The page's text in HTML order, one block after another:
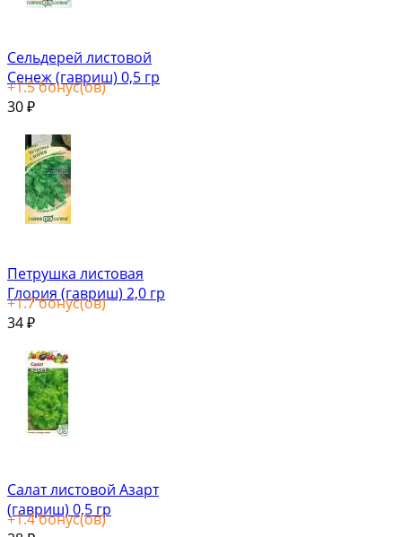
Сельдерей листовой
Сенеж (гавриш) 0,5 гр
+1.5бонус(ов)
30 ₽
Петрушка листовая
Глория (гавриш) 2,0 гр
+1.7бонус(ов)
34 ₽
Салат листовой Азарт
(гавриш) 0,5 гр
+1.4бонус(ов)